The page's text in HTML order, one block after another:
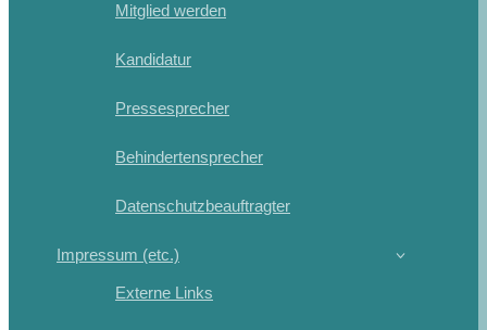
Mitglied werden
Kandidatur
Pressesprecher
Behindertensprecher
Datenschutzbeauftragter
Impressum (etc.)
Externe Links